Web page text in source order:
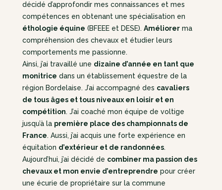
décidé d’approfondir mes connaissances et mes
compétences en obtenant une spécialisation en
éthologie équine (BFEEE et DESE). Améliorerma
compréhension des chevaux et étudier leurs
comportements me passionne.
Ainsi, j’ai travaillé une dizaine d’année en tant que
monitrice dans un établissement équestre de la
région Bordelaise. J’ai accompagné des cavaliers
de tous âges et tous niveaux en loisir et en
compétition. J’ai coaché mon équipe de voltige
jusqu’à la première place des championnats de
France. Aussi, j’ai acquis une forte expérience en
équitation d’extérieur et de randonnées.
Aujourd’hui, j’ai décidé de combiner ma passion des
chevaux et mon envie d’entreprendre pour créer
une écurie de propriétaire sur la commune